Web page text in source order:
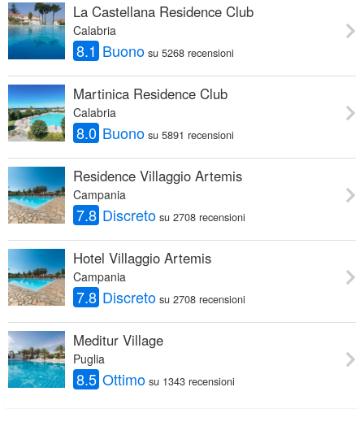
La Castellana Residence Club
Calabria
8.1 Buono su 5268 recensioni
Martinica Residence Club
Calabria
8.0 Buono su 5891 recensioni
Residence Villaggio Artemis
Campania
7.8 Discreto su 2708 recensioni
Hotel Villaggio Artemis
Campania
7.8 Discreto su 2708 recensioni
Meditur Village
Puglia
8.5 Ottimo su 1343 recensioni